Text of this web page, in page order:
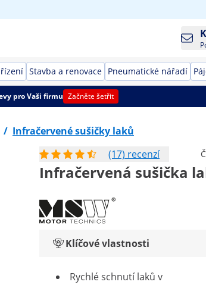
Stavba a renovace Pneumatické nářadí
pro Vaši firmu Začněte šetřit
/ Infračervené sušičky laků
(17) recenzí
Infračervená sušička
Klíčové vlastnosti
Rychlé schnutí laků v